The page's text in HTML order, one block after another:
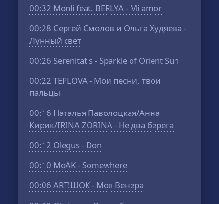
00:32 Monli feat. BERLYA - Mi amor
00:28 Сергей Смолов и Ольга Худяева -
Лунный свет
00:26 Serenitatis - Sparkle of Orient Sun
00:22 TEPLOVA - Мои песни, твои
пальцы
00:16 Наталья Паволоцкая/Анна
Кирик/IRINA ZORINA - Не два берега
00:12 Olegus - Don
00:10 MoAK - Somewhere
00:06 ART!ШОК - Моя Венера